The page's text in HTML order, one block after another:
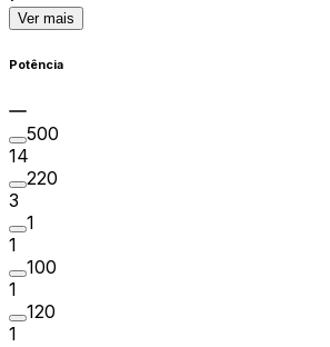
Ver mais
Potência
500
14
220
3
1
1
100
1
120
1